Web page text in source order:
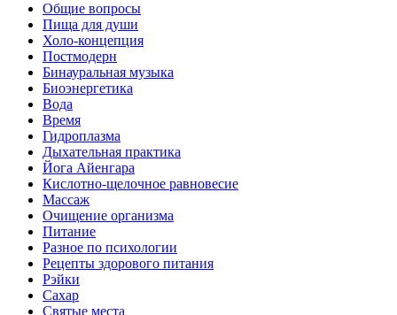
Общие вопросы
Пища для души
Холо-концепция
Постмодерн
Бинауральная музыка
Биоэнергетика
Вода
Время
Гидроплазма
Дыхательная практика
Йога Айенгара
Кислотно-щелочное равновесие
Массаж
Очищение организма
Питание
Разное по психологии
Рецепты здорового питания
Рэйки
Сахар
Святые места